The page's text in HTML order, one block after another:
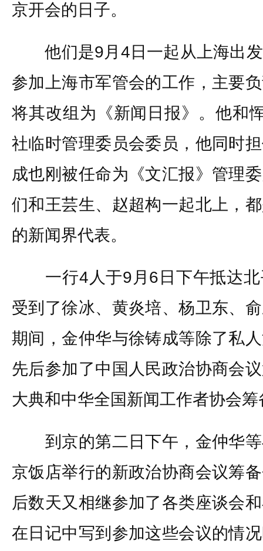
京开会的日子。
他们是9月4日一起从上海出发
参加上海市军管会的工作，主要
将其改组为《新闻日报》。他和
社临时管理委员会委员，他同时
成也刚被任命为《文汇报》管理
们和王芸生、赵超构一起北上，
的新闻界代表。
一行4人于9月6日下午抵达北
受到了徐冰、黄炎培、杨卫东、
期间，金仲华与徐铸成等除了私
先后参加了中国人民政治协商会
大典和中华全国新闻工作者协会
到京的第二日下午，金仲华等
京饭店举行的新政治协商会议筹
后数天又相继参加了各类座谈会
在日记中写到参加这些会议的情